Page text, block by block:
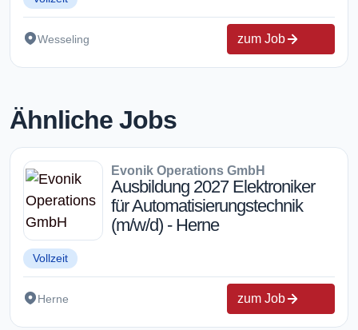
Wesseling zum Job
Ähnliche Jobs
Evonik Operations GmbH
Ausbildung 2027 Elektroniker
für Automatisierungstechnik
(m/w/d) - Herne
Vollzeit
Herne zum Job